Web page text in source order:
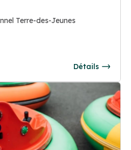
Terre-des-Jeunes
Détails